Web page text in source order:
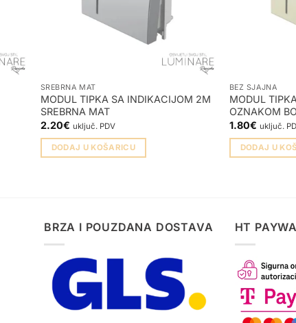
SREBRNA MAT
MODUL TIPKA SA INDIKACIJOM 2M
SREBRNA MAT
2.20€ uključ. PDV
DODAJ U KOŠARICU
BEŽ SJAJNA
MODUL
OZNAKOM
1.80€ uključ.
DODAJ U
BRZA I POUZDANA DOSTAVA HT